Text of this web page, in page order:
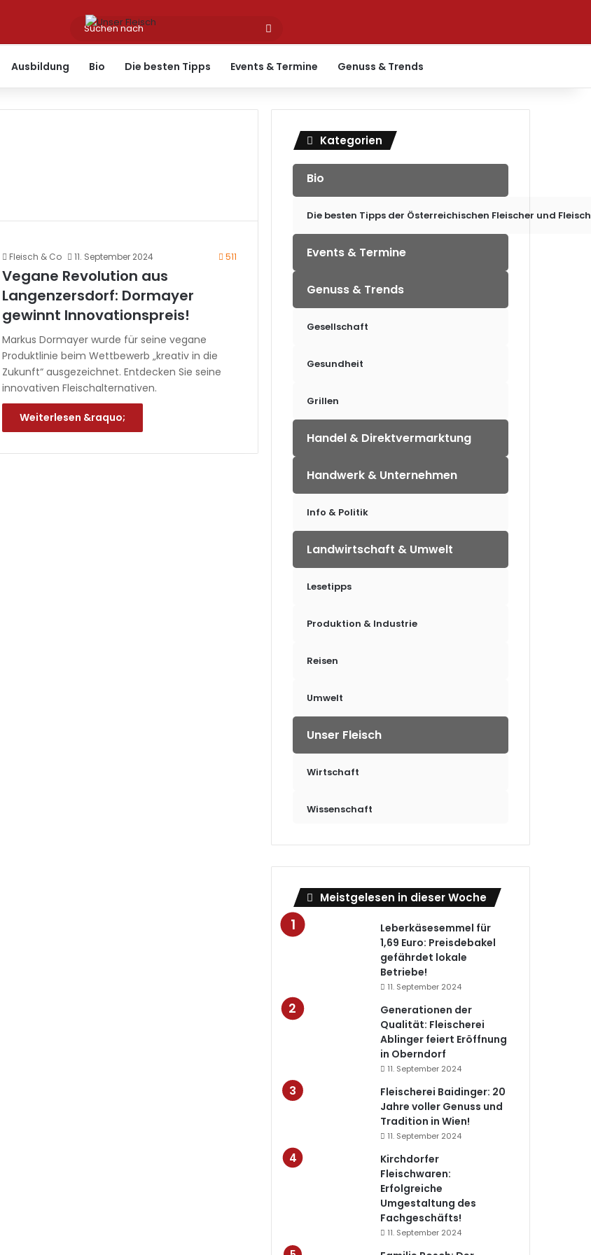
Ausbildung Bio Die besten Tipps Events & Termine Genuss & Trends
Fleisch & Co 11. September 2024 511
Vegane Revolution aus
Langenzersdorf: Dormayer
gewinnt Innovationspreis!
Markus Dormayer wurde für seine vegane
Produktlinie beim Wettbewerb „kreativ in die
Zukunft“ ausgezeichnet. Entdecken Sie seine
innovativen Fleischalternativen.
Weiterlesen &raquo;
Kategorien
Bio
Die besten Tipps der Österreichischen Fleischer und
Events & Termine
Genuss & Trends
Gesellschaft
Gesundheit
Grillen
Handel & Direktvermarktung
Handwerk & Unternehmen
Info & Politik
Landwirtschaft & Umwelt
Lesetipps
Produktion & Industrie
Reisen
Umwelt
Unser Fleisch
Wirtschaft
Wissenschaft
Meistgelesen in dieser Woche
Leberkäsesemmel für
1,69 Euro: Preisdebakel
gefährdet lokale
Betriebe!
11. September 2024
Generationen der
Qualität: Fleischerei
Ablinger feiert Eröffnung
in Oberndorf
11. September 2024
Fleischerei Baidinger: 20
Jahre voller Genuss und
Tradition in Wien!
11. September 2024
Kirchdorfer
Fleischwaren:
Erfolgreiche
Umgestaltung des
Fachgeschäfts!
11. September 2024